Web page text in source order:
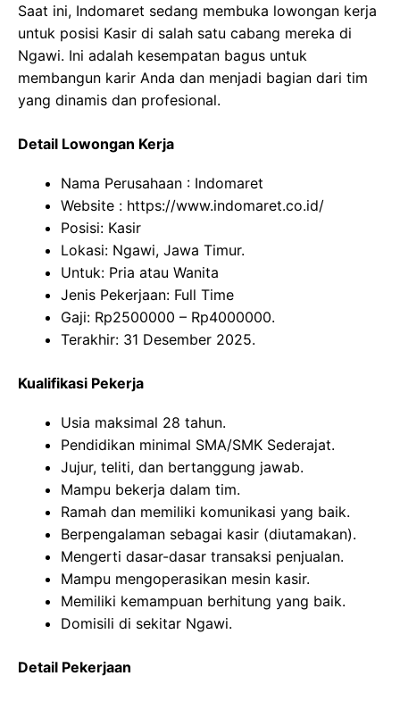
Saat ini, Indomaret sedang membuka lowongan kerja
untuk posisi Kasir di salah satu cabang mereka di
Ngawi. Ini adalah kesempatan bagus untuk
membangun karir Anda dan menjadi bagian dari tim
yang dinamis dan profesional.
Detail Lowongan Kerja
Nama Perusahaan : Indomaret
Website : https://www.indomaret.co.id/
Posisi: Kasir
Lokasi: Ngawi, Jawa Timur.
Untuk: Pria atau Wanita
Jenis Pekerjaan: Full Time
Gaji: Rp2500000 – Rp4000000.
Terakhir: 31 Desember 2025.
Kualifikasi Pekerja
Usia maksimal 28 tahun.
Pendidikan minimal SMA/SMK Sederajat.
Jujur, teliti, dan bertanggung jawab.
Mampu bekerja dalam tim.
Ramah dan memiliki komunikasi yang baik.
Berpengalaman sebagai kasir (diutamakan).
Mengerti dasar-dasar transaksi penjualan.
Mampu mengoperasikan mesin kasir.
Memiliki kemampuan berhitung yang baik.
Domisili di sekitar Ngawi.
Detail Pekerjaan